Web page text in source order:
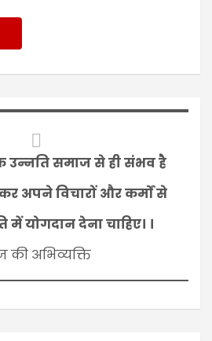
उन्नति समाज से ही संभव है
अपने विचारों और कर्मों से
में योगदान देना चाहिए। ।
अभिव्यक्ति